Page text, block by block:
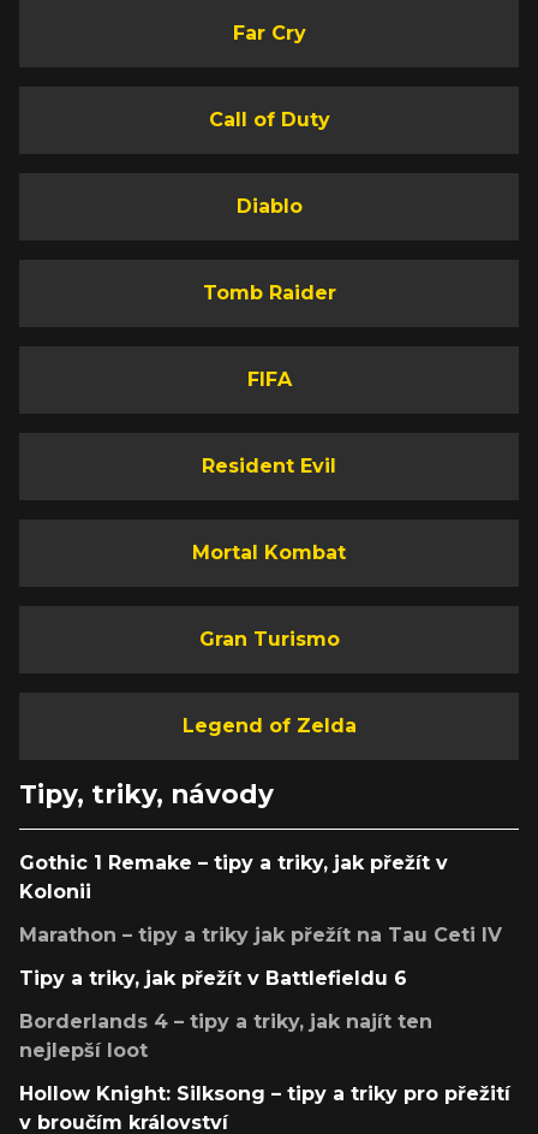
Far Cry
Call of Duty
Diablo
Tomb Raider
FIFA
Resident Evil
Mortal Kombat
Gran Turismo
Legend of Zelda
Tipy, triky, návody
Gothic 1 Remake – tipy a triky, jak přežít v
Kolonii
Marathon – tipy a triky jak přežít na Tau Ceti IV
Tipy a triky, jak přežít v Battlefieldu 6
Borderlands 4 – tipy a triky, jak najít ten
nejlepší loot
Hollow Knight: Silksong – tipy a triky pro přežití
v broučím království